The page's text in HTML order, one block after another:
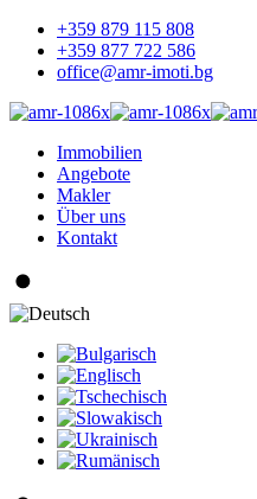
+359 879 115 808
+359 877 722 586
office@amr-imoti.bg
Immobilien
Angebote
Makler
Über uns
Kontakt